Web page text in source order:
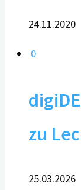
24.11.2020
0
zu
25.03.2026